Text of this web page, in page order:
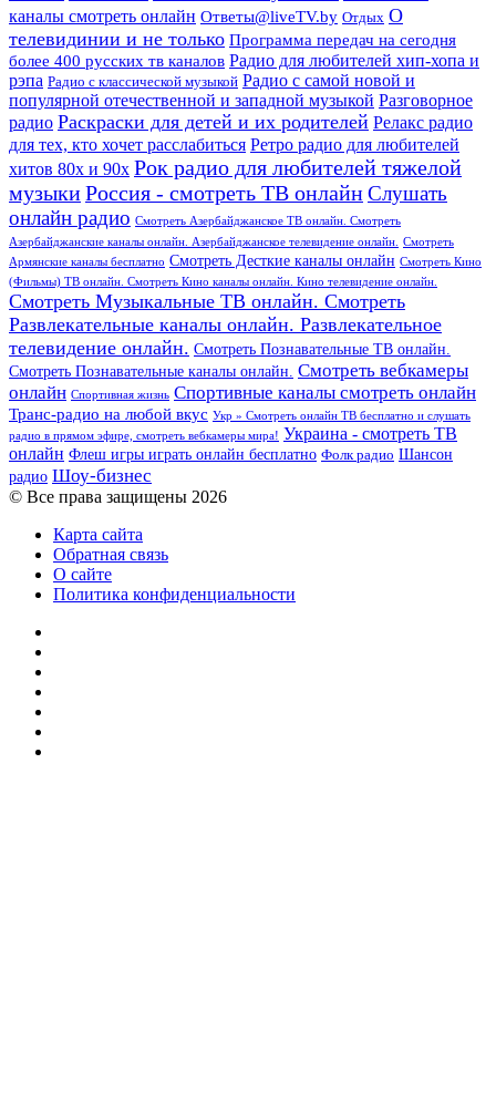
каналы смотреть онлайн Ответы@liveTV.by Отдых О
телевидинии и не только Программа передач на сегодня
более 400 русских тв каналов Радио для любителей хип-хопа и
рэпа Радио с классической музыкой Радио с самой новой и
популярной отечественной и западной музыкой Разговорное
радио Раскраски для детей и их родителей Релакс радио
для тех, кто хочет расслабиться Ретро радио для любителей
хитов 80х и 90х Рок радио для любителей тяжелой
музыкиРоссия - смотреть ТВ онлайнСлушать
онлайн радио Смотреть Азербайджанское ТВ онлайн. Смотреть
Азербайджанские каналы онлайн. Азербайджанское телевидение онлайн.
Смотреть
Армянские каналы бесплатно Смотреть Десткие каналы онлайн Смотреть Кино
(Фильмы) ТВ онлайн. Смотреть Кино каналы онлайн. Кино телевидение онлайн.
Смотреть Музыкальные ТВ онлайн. Смотреть
Развлекательные каналы онлайн. Развлекательное
телевидение онлайн. Смотреть Познавательные ТВ онлайн.
Смотреть Познавательные каналы онлайн. Смотреть вебкамеры
онлайн Спортивная жизнь Спортивные каналы смотреть онлайн
Транс-радио на любой вкус Укр » Смотреть онлайн ТВ бесплатно и слушать
радио в прямом эфире, смотреть вебкамеры мира! Украина - смотреть ТВ
онлайн Флеш игры играть онлайн бесплатно Фолк радио Шансон
радио Шоу-бизнес
© Все права защищены 2026
Карта сайта
Обратная связь
О сайте
Политика конфиденциальности